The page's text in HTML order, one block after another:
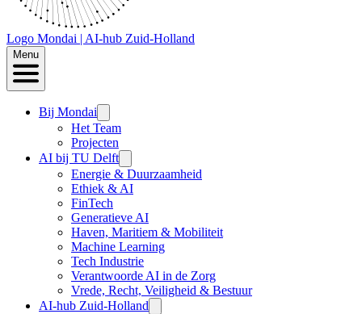
Logo Mondai | AI-hub Zuid-Holland
Menu
Bij Mondai
Het Team
Projecten
AI bij TU Delft
Energie & Duurzaamheid
Ethiek & AI
FinTech
Generatieve AI
Haven, Maritiem & Mobiliteit
Machine Learning
Tech Industrie
Verantwoorde AI in de Zorg
Vrede, Recht, Veiligheid & Bestuur
AI-hub Zuid-Holland